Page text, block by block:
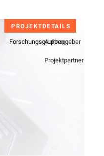
PROJEKTDETAILS
Forschungsgruppen
Auftraggeber
Projektpartner